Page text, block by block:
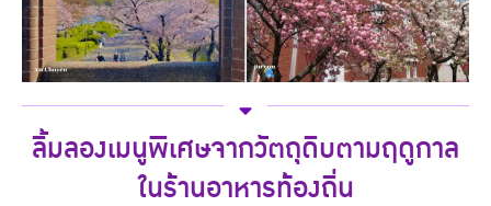
ลิ้มลองเมนูพิเศษจากวัตถุดิบตามฤดูกาล
ในร้านอาหารท้องถิ่น